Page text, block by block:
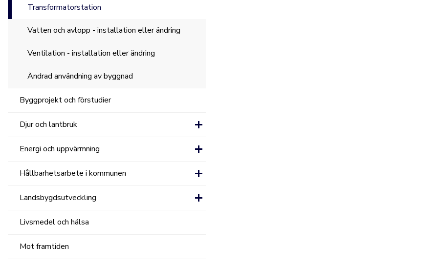
Transformatorstation
Vatten och avlopp - installation eller ändring
Ventilation - installation eller ändring
Ändrad användning av byggnad
Byggprojekt och förstudier
Djur och lantbruk
Energi och uppvärmning
Hållbarhetsarbete i kommunen
Landsbygdsutveckling
Livsmedel och hälsa
Mot framtiden